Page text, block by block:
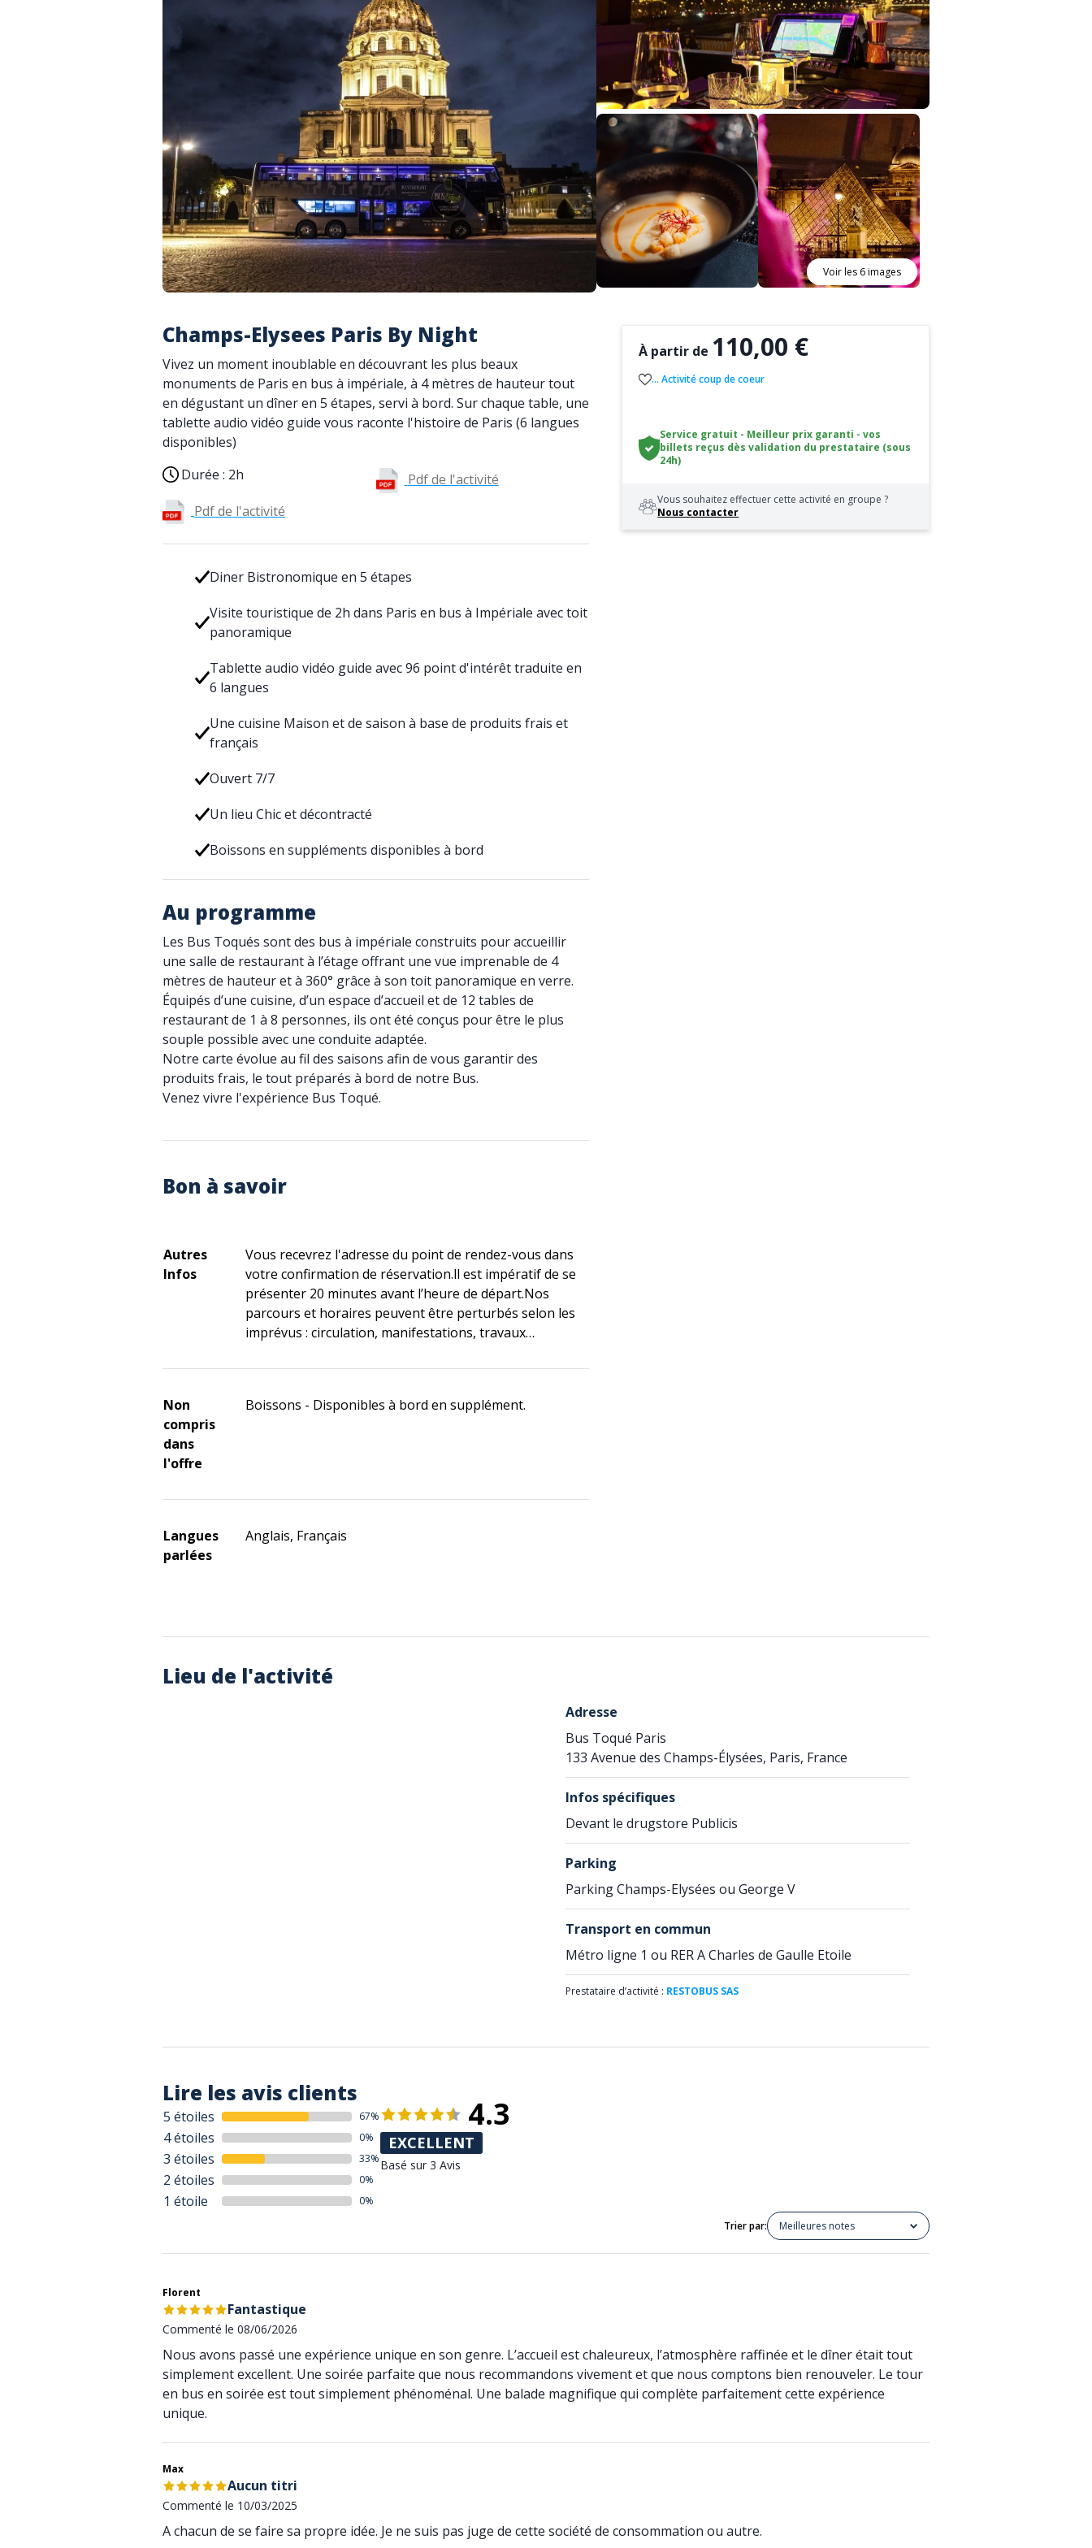
Voir les 6 images
Champs-Elysees Paris By Night
Vivez un moment inoublable en découvrant les plus beaux
monuments de Paris en bus à impériale, à 4 mètres de hauteur tout
en dégustant un dîner en 5 étapes, servi à bord. Sur chaque table, une
tablette audio vidéo guide vous raconte l'histoire de Paris (6 langues
disponibles)
Durée : 2h
Pdf de l'activité
Pdf de l'activité
Diner Bistronomique en 5 étapes
Visite touristique de 2h dans Paris en bus à Impériale avec toit
panoramique
Tablette audio vidéo guide avec 96 point d'intérêt traduite en
6 langues
Une cuisine Maison et de saison à base de produits frais et
français
Ouvert 7/7
Un lieu Chic et décontracté
Boissons en suppléments disponibles à bord
Au programme
Les Bus Toqués sont des bus à impériale construits pour accueillir
une salle de restaurant à l’étage offrant une vue imprenable de 4
mètres de hauteur et à 360° grâce à son toit panoramique en verre.
Équipés d’une cuisine, d’un espace d’accueil et de 12 tables de
restaurant de 1 à 8 personnes, ils ont été conçus pour être le plus
souple possible avec une conduite adaptée.
Notre carte évolue au fil des saisons afin de vous garantir des
produits frais, le tout préparés à bord de notre Bus.
Venez vivre l'expérience Bus Toqué.
Bon à savoir
Autres
Infos
Vous recevrez l'adresse du point de rendez-vous dans
votre confirmation de réservation.ll est impératif de se
présenter 20 minutes avant l’heure de départ.Nos
parcours et horaires peuvent être perturbés selon les
imprévus : circulation, manifestations, travaux…
Non
compris
dans
l'offre
Boissons - Disponibles à bord en supplément.
Langues
parlées
Anglais, Français
À partir de 110,00 €
... Activité coup de coeur
Service gratuit - Meilleur prix garanti - vos
billets reçus dès validation du prestataire (sous
24h)
Vous souhaitez effectuer cette activité en groupe ?
Nous contacter
Lieu de l'activité
Adresse
Bus Toqué Paris
133 Avenue des Champs-Élysées, Paris, France
Infos spécifiques
Devant le drugstore Publicis
Parking
Parking Champs-Elysées ou George V
Transport en commun
Métro ligne 1 ou RER A Charles de Gaulle Etoile
Prestataire d’activité : RESTOBUS SAS
Lire les avis clients
5 étoiles 67%
4 étoiles 0%
3 étoiles 33%
2 étoiles 0%
1 étoile 0%
4.3
EXCELLENT
Basé sur 3 Avis
Trier par: Meilleures notes
Florent
Fantastique
Commenté le 08/06/2026
Nous avons passé une expérience unique en son genre. L’accueil est chaleureux, l’atmosphère raffinée et le dîner était tout
simplement excellent. Une soirée parfaite que nous recommandons vivement et que nous comptons bien renouveler. Le tour
en bus en soirée est tout simplement phénoménal. Une balade magnifique qui complète parfaitement cette expérience
unique.
Max
Aucun titri
Commenté le 10/03/2025
A chacun de se faire sa propre idée. Je ne suis pas juge de cette société de consommation ou autre.